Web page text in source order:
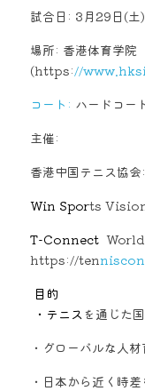
試合日: 3月29日(
場所: 香港体育学院
(https://
コート: ハードコー
主催:
香港中国テニス協
Win Sports
T-Connect
https://ten
目的
・テニスを通じた
・グローバルな人
・日本から近く時